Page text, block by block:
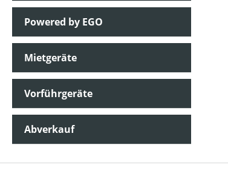
Powered by EGO
Mietgeräte
Vorführgeräte
Abverkauf